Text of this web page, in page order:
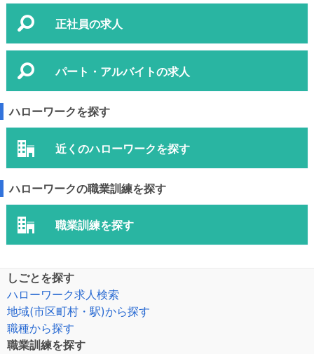
正社員の求人
パート・アルバイトの求人
ハローワークを探す
近くのハローワークを探す
ハローワークの職業訓練を探す
職業訓練を探す
しごとを探す
ハローワーク求人検索
地域(市区町村・駅)から探す
職種から探す
職業訓練を探す